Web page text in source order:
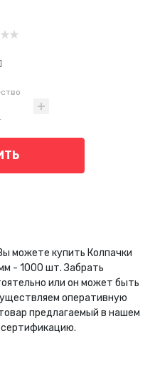
можете купить Колпачки
- 1000 шт. Забрать
или он может быть
оперативную
предлагаемый в нашем